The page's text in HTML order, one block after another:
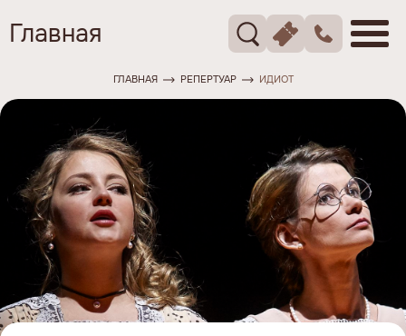
Главная
ГЛАВНАЯ РЕПЕРТУАР ИДИОТ